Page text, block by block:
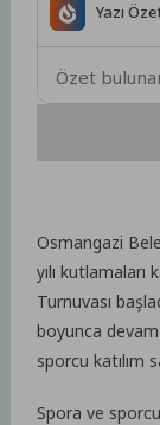
Yazı
Özet
Osmangazi
yılı
Turnuvası
boyunca
sporcu katılım
Spora ve